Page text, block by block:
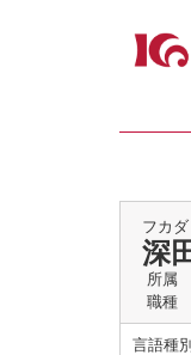
フカ
深
所属
職種
言語種別